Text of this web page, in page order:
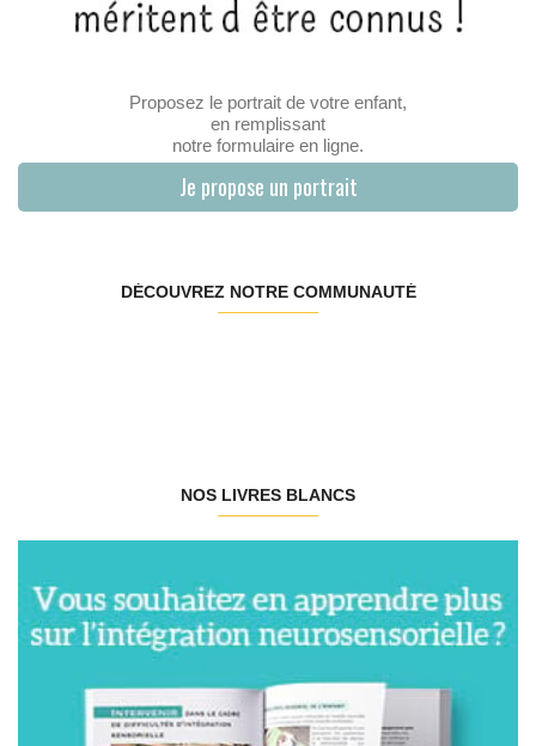
Proposez le portrait de votre enfant,
en remplissant
notre formulaire en ligne.
Je propose un portrait
DÉCOUVREZ NOTRE COMMUNAUTÉ
NOS LIVRES BLANCS